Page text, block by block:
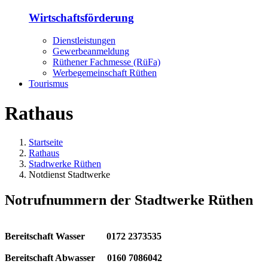
Wirtschaftsförderung
Dienstleistungen
Gewerbeanmeldung
Rüthener Fachmesse (RüFa)
Werbegemeinschaft Rüthen
Tourismus
Rathaus
Startseite
Rathaus
Stadtwerke Rüthen
Notdienst Stadtwerke
Notrufnummern der Stadtwerke Rüthen
Bereitschaft Wasser 0172 2373535
Bereitschaft Abwasser 0160 7086042